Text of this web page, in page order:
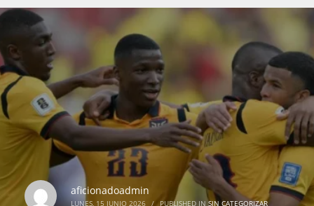
aficionadoadmin
LUNES, 15 JUNIO 2026 / PUBLISHED IN SIN CATEGORIZAR